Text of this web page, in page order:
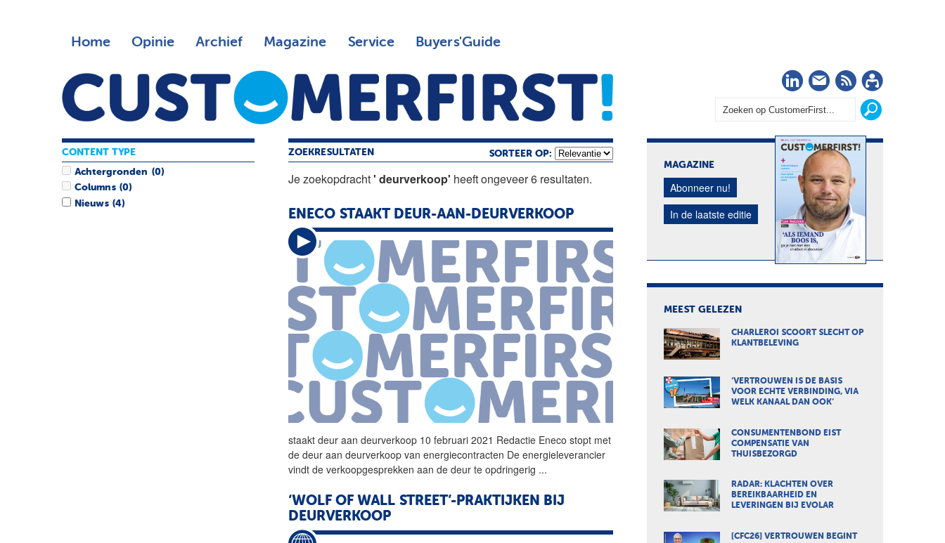
Home Opinie Archief Magazine Service Buyers'Guide
LinkedIn
Nieuwsbrief
RSS
ZOEKRESULTATEN SORTEER OP:
Je zoekopdracht' deurverkoop' heeft ongeveer 6 resultaten.
ENECO STAAKT DEUR-AAN-DEURVERKOOP
staakt deur aandeurverkoop 10 februari 2021 Redactie Eneco stopt met
de deur aandeurverkoop van energiecontracten De energieleverancier
vindt de verkoopgesprekken aan de deur te opdringerig ...
‘WOLF OF WALL STREET’-PRAKTIJKEN BIJ
DEURVERKOOP
CONTENT TYPE
Achtergronden (0)
Columns (0)
Nieuws (4)
MAGAZINE
Abonneer nu!
In de laatste editie
MEEST GELEZEN
CHARLEROI SCOORT SLECHT OP
KLANTBELEVING
‘VERTROUWEN IS DE BASIS
VOOR ECHTE VERBINDING, VIA
WELK KANAAL DAN OOK’
CONSUMENTENBOND EIST
COMPENSATIE VAN
THUISBEZORGD
RADAR: KLACHTEN OVER
BEREIKBAARHEID EN
LEVERINGEN BIJ EVOLAR
[CFC26] VERTROUWEN BEGINT